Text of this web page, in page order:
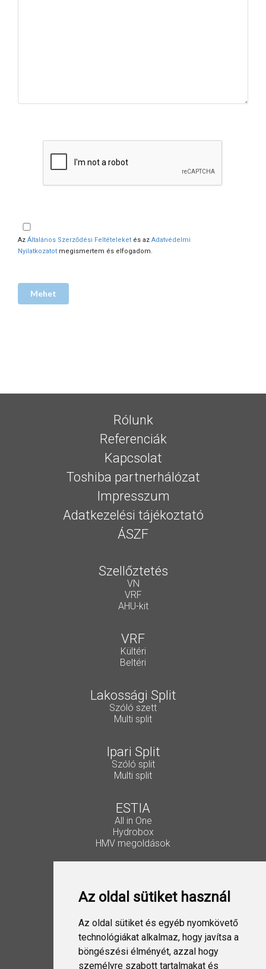
Az oldal sütiket használ
Az oldal sütiket és egyéb nyomkövető
technológiákat alkalmaz, hogy javítsa a
böngészési élményét, azzal hogy
személyre szabott tartalmakat és
Az Általános Szerződési Feltételeket és az Adatvédelmi
Nyilatkozatot megismertem és elfogadom.
Rólunk
Referenciák
Kapcsolat
Toshiba partnerhálózat
Impresszum
Adatkezelési tájékoztató
ÁSZF
Szellőztetés
VN
VRF
AHU-kit
VRF
Kültéri
Beltéri
Lakossági Split
Szóló szett
Multi split
Ipari Split
Szóló split
Multi split
ESTIA
All in One
Hydrobox
HMV megoldások
Lakossági Split
Ipari Split
ESTIA
Szellőztetés